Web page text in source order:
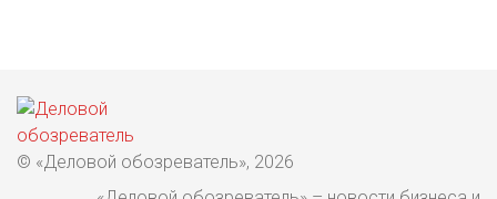
© «Деловой обозреватель», 2026